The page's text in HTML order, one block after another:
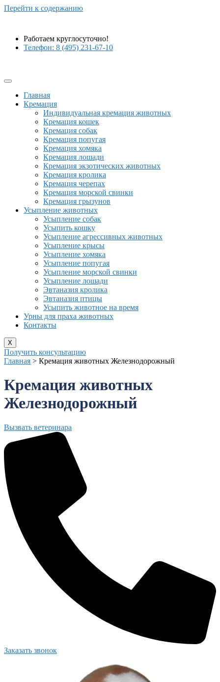
Перейти к содержанию
Работаем круглосуточно!
Телефон: 8 (495) 231-67-10
Главная
Кремация
Индивидуальная кремация животных
Кремация кошек
Кремация собак
Кремация попугая
Кремация хомяка
Кремация лошади
Кремация экзотических животных
Кремация кролика
Кремация черепах
Кремация морской свинки
Кремация грызунов
Усыпление животных
Усыпление собак
Усыпить кошку
Усыпление агрессивных животных
Усыпление крысы
Усыпление хомяка
Усыпление попугая
Усыпление морской свинки
Усыпление лошади
Эвтаназия кролика
Эвтаназия птицы
Усыпить животное на время
Урны для праха животных
Контакты
X
Получить консультацию
Главная > Кремация животных Железнодорожный
Кремация животных
Железнодорожный
Вызвать ветеринара
Заказать звонок